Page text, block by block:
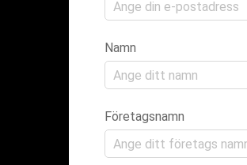
Namn
Företagsnamn